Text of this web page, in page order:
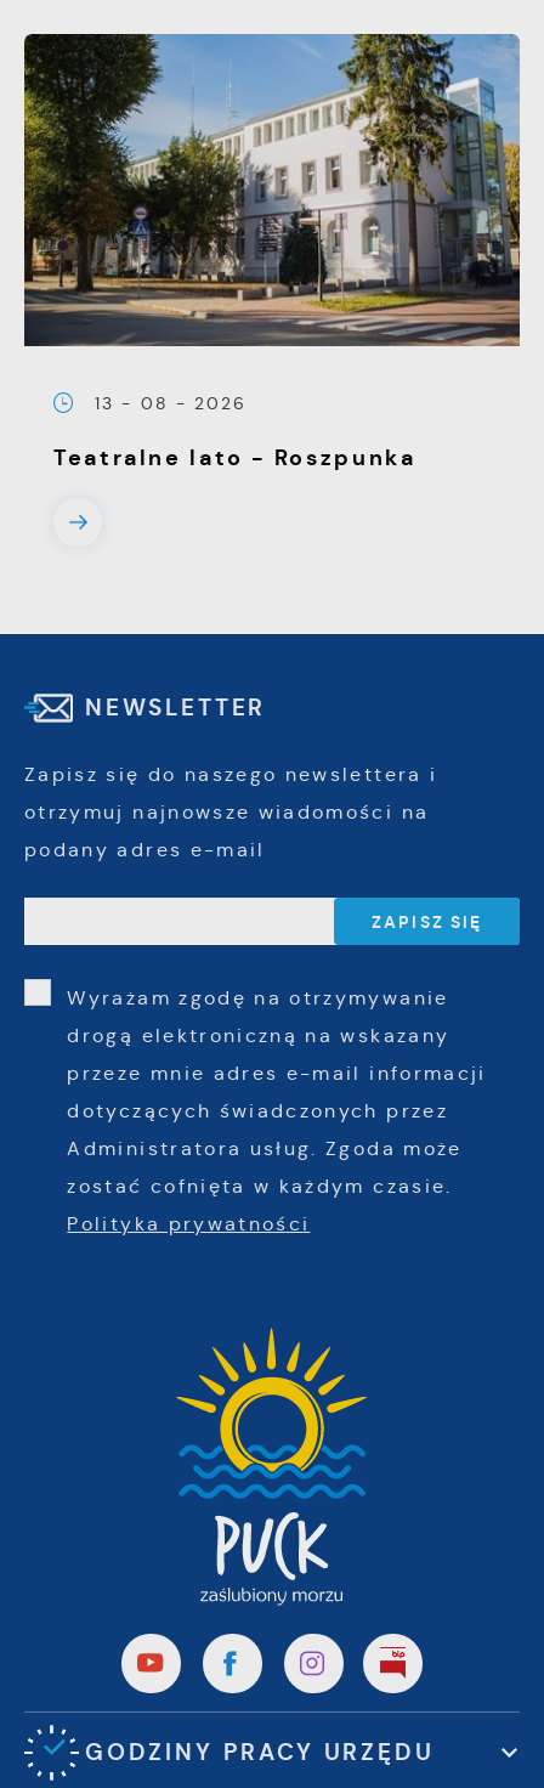
13 - 08 - 2026
Teatralne lato - Roszpunka
NEWSLETTER
Zapisz się do naszego newslettera i
otrzymuj najnowsze wiadomości na
podany adres e-mail
Wyrażam zgodę na otrzymywanie
drogą elektroniczną na wskazany
przeze mnie adres e-mail informacji
dotyczących świadczonych przez
Administratora usług. Zgoda może
zostać cofnięta w każdym czasie.
Polityka prywatności
GODZINY PRACY URZĘDU